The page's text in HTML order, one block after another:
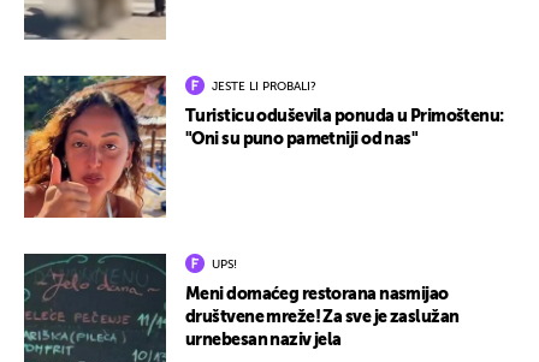
JESTE LI PROBALI?
Turisticu oduševila ponuda u Primoštenu:
"Oni su puno pametniji od nas"
UPS!
Meni domaćeg restorana nasmijao
društvene mreže! Za sve je zaslužan
urnebesan naziv jela